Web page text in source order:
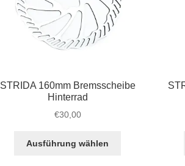
STRIDA 160mm Bremsscheibe
Hinterrad
€30,00
Ausführung wählen